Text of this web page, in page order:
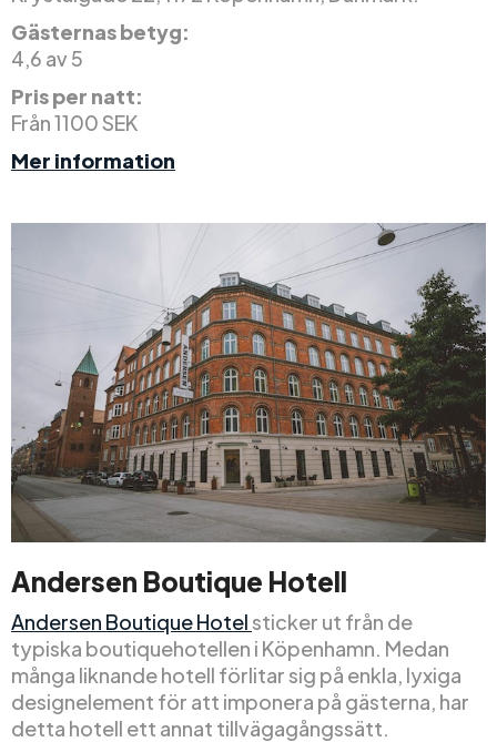
Gästernas betyg:
4,6 av 5
Pris per natt:
Från 1100 SEK
Mer information
Andersen Boutique Hotell
Andersen Boutique Hotelsticker ut från de
typiska boutiquehotellen i Köpenhamn. Medan
många liknande hotell förlitar sig på enkla, lyxiga
designelement för att imponera på gästerna, har
detta hotell ett annat tillvägagångssätt.